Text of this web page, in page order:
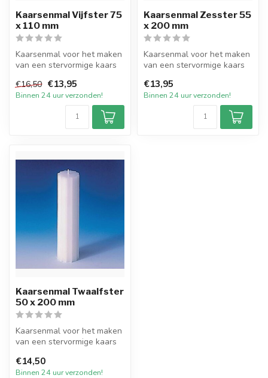
Kaarsenmal Vijfster 75
x 110 mm
Kaarsenmal voor het maken
van een stervormige kaars
...
€16,50 €13,95
Binnen 24 uur verzonden!
Kaarsenmal Zesster 55
x 200 mm
Kaarsenmal voor het maken
van een stervormige kaars
...
€13,95
Binnen 24 uur verzonden!
Kaarsenmal Twaalfster
50 x 200 mm
Kaarsenmal voor het maken
van een stervormige kaars
...
€14,50
Binnen 24 uur verzonden!